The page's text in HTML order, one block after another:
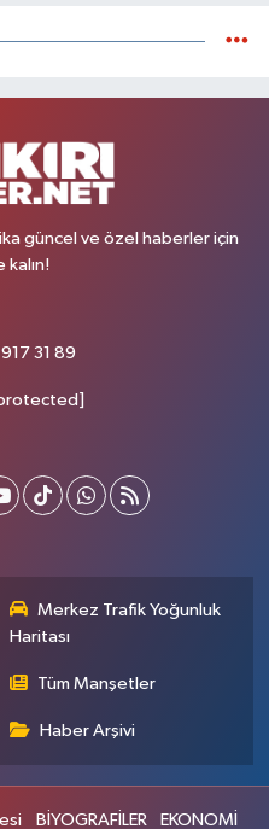
güncel ve özel haberler için
kalın!
31 89
Merkez Trafik Yoğunluk
Haritası
Tüm Manşetler
Haber Arşivi
BİYOGRAFİLER EKONOMİ